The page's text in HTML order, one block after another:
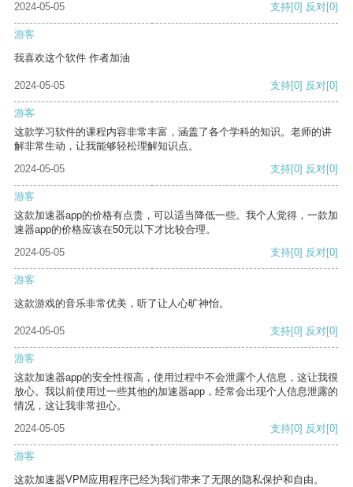
2024-05-05 支持[0] 反对[0]
游客
我喜欢这个软件 作者加油
2024-05-05 支持[0] 反对[0]
游客
这款学习软件的课程内容非常丰富，涵盖了各个学科的知识。老师的讲
解非常生动，让我能够轻松理解知识点。
2024-05-05
支持[0] 反对[0]
游客
这款加速器app的价格有点贵，可以适当降低一些。我个人觉得，一款加
速器app的价格应该在50元以下才比较合理。
2024-05-05
支持[0] 反对[0]
游客
这款游戏的音乐非常优美，听了让人心旷神怡。
2024-05-05 支持[0] 反对[0]
游客
这款加速器app的安全性很高，使用过程中不会泄露个人信息，这让我很
放心。我以前使用过一些其他的加速器app，经常会出现个人信息泄露的
情况，这让我非常担心。
2024-05-05
支持[0] 反对[0]
游客
这款加速器VPM应用程序已经为我们带来了无限的隐私保护和自由。